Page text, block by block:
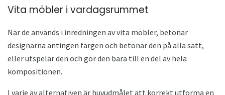
Vita möbler i vardagsrummet
När de används i inredningen av vita möbler, betonar
designarna antingen färgen och betonar den på alla sätt,
eller utspelar den och gör den bara till en del av hela
kompositionen.
I varje av alternativen är huvudmålet att korrekt utforma en